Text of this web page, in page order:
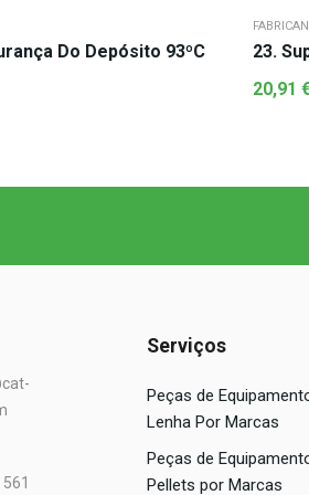
Do Depósito 93ºC
23.
20,91
Serviços
Peças de
Lenha Por Marcas
Peças de
Pellets por Marcas